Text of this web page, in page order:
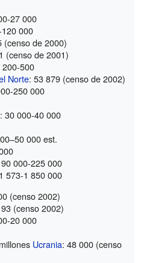
27 000
000
(censo de 2000)
(censo de 2001)
200-500
Norte: 53 879 (censo de 2002)
250 000
: 30 000-40 000
000 est.
000-225 000
573-1 850 000
(censo 2002)
(censo 2002)
20 000
Ucrania: 48 000 (censo